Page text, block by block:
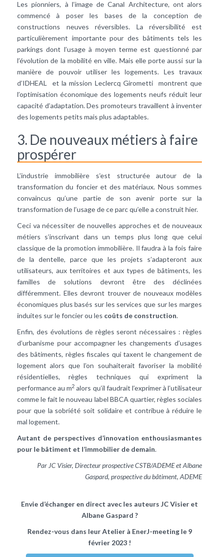
Les pionniers, à l’image de Canal Architecture, ont alors
commencé à poser les bases de la conception de
constructions neuves réversibles. La réversibilité est
particulièrement importante pour des bâtiments tels les
parkings dont l’usage à moyen terme est questionné par
l’évolution de la mobilité en ville. Mais elle porte aussi sur la
manière de pouvoir utiliser les logements. Les travaux
d’IDHEAL et la mission Leclercq Girometti montrent que
l’optimisation économique des logements neufs réduit leur
capacité d’adaptation. Des promoteurs travaillent à inventer
des logements petits mais plus adaptables.
3. De nouveaux métiers à faire
prospérer
L’industrie immobilière s’est structurée autour de la
transformation du foncier et des matériaux. Nous sommes
convaincus qu’une partie de son avenir porte sur la
transformation de l’usage de ce parc qu’elle a construit hier.
Ceci va nécessiter de nouvelles approches et de nouveaux
métiers s’inscrivant dans un temps plus long que celui
classique de la promotion immobilière. Il faudra à la fois faire
de la dentelle, parce que les projets s’adapteront aux
utilisateurs, aux territoires et aux types de bâtiments, les
familles de solutions devront être des déclinées
différemment. Elles devront trouver de nouveaux modèles
économiques plus basés sur les services que sur les marges
induites sur le foncier ou les coûts de construction.
Enfin, des évolutions de règles seront nécessaires : règles
d’urbanisme pour accompagner les changements d’usages
des bâtiments, règles fiscales qui taxent le changement de
logement alors que l’on souhaiterait favoriser la mobilité
résidentielles, règles techniques qui expriment la
performance au m2 alors qu’il faudrait l’exprimer à l’utilisateur
comme le fait le nouveau label BBCA quartier, règles sociales
pour que la sobriété soit solidaire et contribue à réduire le
mal logement.
Autant de perspectives d’innovation enthousiasmantes
pour le bâtiment et l’immobilier de demain.
Par JC Visier, Directeur prospective CSTB/ADEME et Albane
Gaspard, prospective du bâtiment, ADEME
Envie d’échanger en direct avec les auteurs JC Visier et
Albane Gaspard ?
Rendez-vous dans leur Atelier à EnerJ-meeting le 9
février 2023 !